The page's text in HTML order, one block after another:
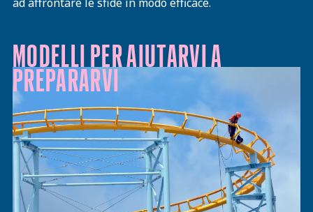
MODELLI PER AIUTARVI A
PREPARARVI